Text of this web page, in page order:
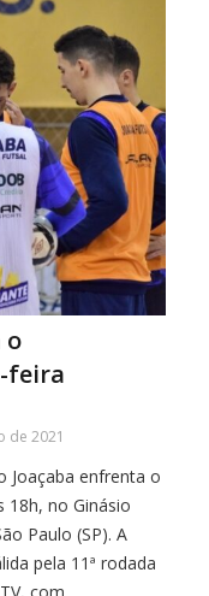
o
feira
de 2021
Joaçaba enfrenta o
18h, no Ginásio
Paulo (SP). A
pela 11ª rodada